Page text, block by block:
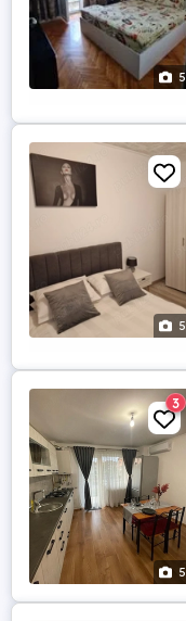
5
5
5
3